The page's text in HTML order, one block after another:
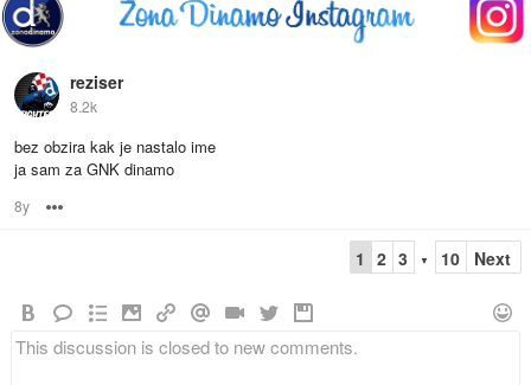
reziser
8.2k
bez obzira kak je nastalo ime
ja sam za GNK dinamo
8y
1 2 3 ▼ 10 Next